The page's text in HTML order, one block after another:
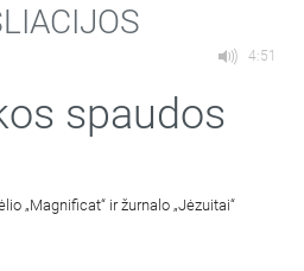
4:51
spaudos
„Magnificat“ ir žurnalo „Jėzuitai“